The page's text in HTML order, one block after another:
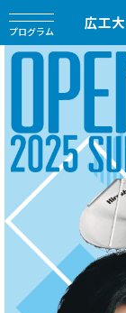
プログラム 広工